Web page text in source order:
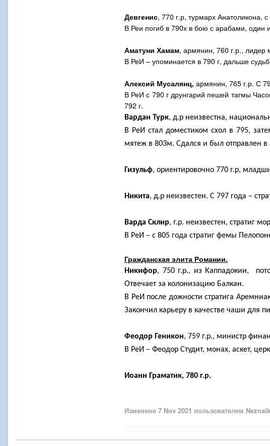
Девгенис, 770 г.р, турмарх Анатоликона,
В Реи погиб в 790х в бою с арабами, один
Аматуни Хамам, армянин, 760 г.р., лидер
В РеИ – упоминается в 790 г, дальше
Алексий Мусалянц, армянин, 765 г.р. С
В РеИ с 790 г друнгарий пешей тагмы
792 г.
Вардан Турк, д.р неизвестна,
В РеИ стал доместиком схол в 795,
мятеж в 803м. Сдался и был отправлен
Гизульф, ориентировочно 770 г.р,
Никита, д.р неизвестен. С 797 года –
Варда Склир, г.р. неизвестен, стратиг
В РеИ – с 805 года стратиг фемы
Гражданская элита Романии.
Никифор, 750 г.р., из Каппадокии,
Отвечает за колонизацию Балкан.
В РеИ после дожности стратига
Закончил карьеру в качестве чаши для
Феодор Геникон, 759 г.р., министр
В РеИ – Феодор Студит, монах, аскет,
Иоанн Граматик, 780 г.р.
Изменено 7 Nov 2021 пользователем